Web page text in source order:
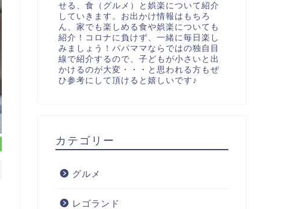
せる、食（グルメ）と娯楽について紹介
していきます。お出かけ情報はもちろ
ん、家でも楽しめる食や娯楽についても
紹介！コロナに負けず、一緒に毎日楽し
みましょう！パパママならではの独自目
線で紹介するので、子どもが小さいと出
かけるのが大変・・・と思われる方もぜ
ひ参考にして頂けると嬉しいです♪
カテゴリー
グルメ
レゴランド